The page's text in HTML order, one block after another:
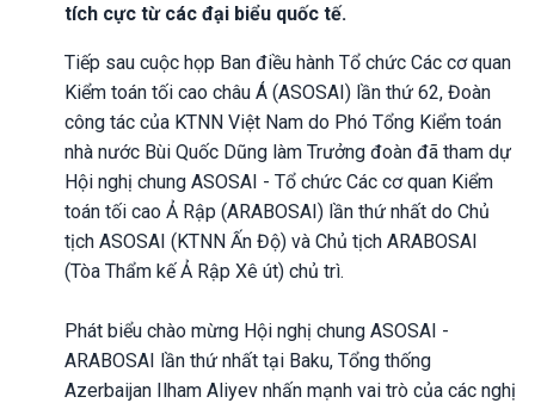
tích cực từ các đại biểu quốc tế.
Tiếp sau cuộc họp Ban điều hành Tổ chức Các cơ quan
Kiểm toán tối cao châu Á (ASOSAI) lần thứ 62, Đoàn
công tác của KTNN Việt Nam do Phó Tổng Kiểm toán
nhà nước Bùi Quốc Dũng làm Trưởng đoàn đã tham dự
Hội nghị chung ASOSAI - Tổ chức Các cơ quan Kiểm
toán tối cao Ả Rập (ARABOSAI) lần thứ nhất do Chủ
tịch ASOSAI (KTNN Ấn Độ) và Chủ tịch ARABOSAI
(Tòa Thẩm kế Ả Rập Xê út) chủ trì.
Phát biểu chào mừng Hội nghị chung ASOSAI -
ARABOSAI lần thứ nhất tại Baku, Tổng thống
Azerbaijan Ilham Aliyev nhấn mạnh vai trò của các nghị